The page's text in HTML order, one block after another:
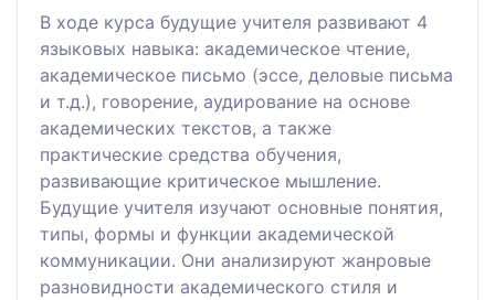
В ходе курса будущие учителя развивают 4
языковых навыка: академическое чтение,
академическое письмо (эссе, деловые письма
и т.д.), говорение, аудирование на основе
академических текстов, а также
практические средства обучения,
развивающие критическое мышление.
Будущие учителя изучают основные понятия,
типы, формы и функции академической
коммуникации. Они анализируют жанровые
разновидности академического стиля и